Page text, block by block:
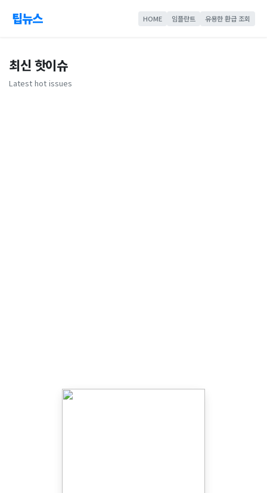
팁뉴스 HOME 임플란트 유용한 환급 조회
최신 핫이슈
Latest hot issues